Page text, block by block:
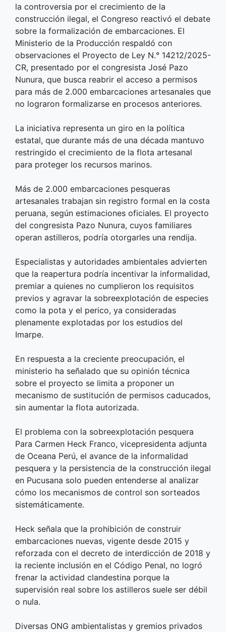
la controversia por el crecimiento de la
construcción ilegal, el Congreso reactivó el debate
sobre la formalización de embarcaciones. El
Ministerio de la Producción respaldó con
observaciones el Proyecto de Ley N.° 14212/2025-
CR, presentado por el congresista José Pazo
Nunura, que busca reabrir el acceso a permisos
para más de 2.000 embarcaciones artesanales que
no lograron formalizarse en procesos anteriores.
La iniciativa representa un giro en la política
estatal, que durante más de una década mantuvo
restringido el crecimiento de la flota artesanal
para proteger los recursos marinos.
Más de 2.000 embarcaciones pesqueras
artesanales trabajan sin registro formal en la costa
peruana, según estimaciones oficiales. El proyecto
del congresista Pazo Nunura, cuyos familiares
operan astilleros, podría otorgarles una rendija.
Especialistas y autoridades ambientales advierten
que la reapertura podría incentivar la informalidad,
premiar a quienes no cumplieron los requisitos
previos y agravar la sobreexplotación de especies
como la pota y el perico, ya consideradas
plenamente explotadas por los estudios del
Imarpe.
En respuesta a la creciente preocupación, el
ministerio ha señalado que su opinión técnica
sobre el proyecto se limita a proponer un
mecanismo de sustitución de permisos caducados,
sin aumentar la flota autorizada.
El problema con la sobreexplotación pesquera
Para Carmen Heck Franco, vicepresidenta adjunta
de Oceana Perú, el avance de la informalidad
pesquera y la persistencia de la construcción ilegal
en Pucusana solo pueden entenderse al analizar
cómo los mecanismos de control son sorteados
sistemáticamente.
Heck señala que la prohibición de construir
embarcaciones nuevas, vigente desde 2015 y
reforzada con el decreto de interdicción de 2018 y
la reciente inclusión en el Código Penal, no logró
frenar la actividad clandestina porque la
supervisión real sobre los astilleros suele ser débil
o nula.
Diversas ONG ambientalistas y gremios privados